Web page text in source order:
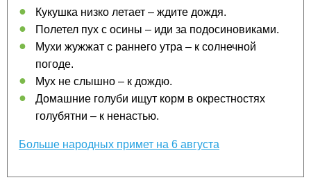
Кукушка низко летает – ждите дождя.
Полетел пух с осины – иди за подосиновиками.
Мухи жужжат с раннего утра – к солнечной
погоде.
Мух не слышно – к дождю.
Домашние голуби ищут корм в окрестностях
голубятни – к ненастью.
Больше народных примет на 6 августа